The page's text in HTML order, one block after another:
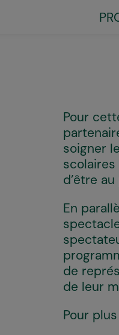
Pour
soigner
d’être
En
de
de leur
Pour